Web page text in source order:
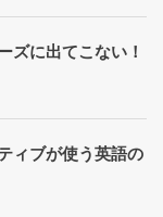
ズに出てこない！
ィブが使う英語の